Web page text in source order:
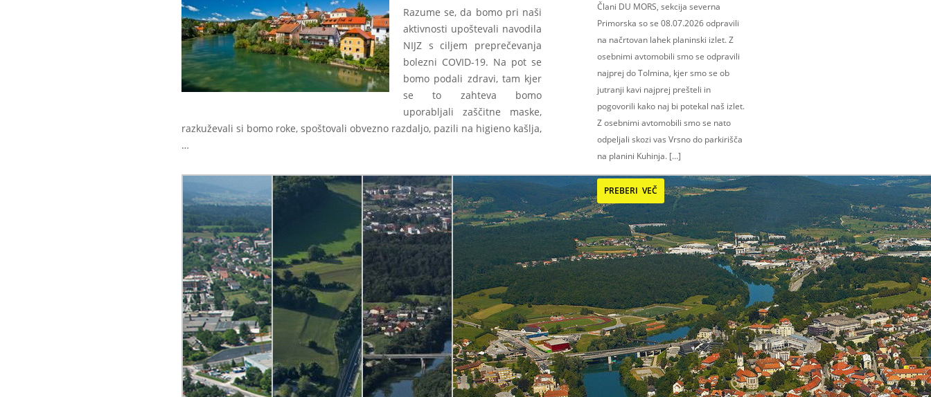
Razume se, da bomo pri naši
aktivnosti upoštevali navodila
NIJZ s ciljem preprečevanja
bolezni COVID-19. Na pot se
bomo podali zdravi, tam kjer
se to zahteva bomo
uporabljali zaščitne maske,
razkuževali si bomo roke, spoštovali obvezno razdaljo, pazili na higieno kašlja,
…
Člani DU MORS, sekcija severna
Primorska so se 08.07.2026 odpravili
na načrtovan lahek planinski izlet. Z
osebnimi avtomobili smo se odpravili
najprej do Tolmina, kjer smo se ob
jutranji kavi najprej prešteli in
pogovorili kako naj bi potekal naš izlet.
Z osebnimi avtomobili smo se nato
odpeljali skozi vas Vrsno do parkirišča
na planini Kuhinja. […]
PREBERI VEČ